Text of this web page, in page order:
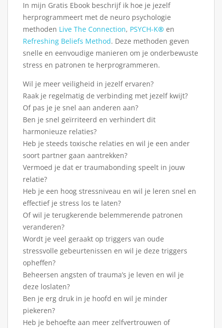
In mijn Gratis Ebook beschrijf ik hoe je jezelf
herprogrammeert met de neuro psychologie
methoden Live The Connection, PSYCH-K® en
Refreshing Beliefs Method. Deze methoden geven
snelle en eenvoudige manieren om je onderbewuste
stress en patronen te herprogrammeren.
Wil je meer veiligheid in jezelf ervaren?
Raak je regelmatig de verbinding met jezelf kwijt?
Of pas je je snel aan anderen aan?
Ben je snel geïrriteerd en verhindert dit
harmonieuze relaties?
Heb je steeds toxische relaties en wil je een ander
soort partner gaan aantrekken?
Vermoed je dat er traumabonding speelt in jouw
relatie?
Heb je een hoog stressniveau en wil je leren snel en
effectief je stress los te laten?
Of wil je terugkerende belemmerende patronen
veranderen?
Wordt je veel geraakt op triggers van oude
stressvolle gebeurtenissen en wil je deze triggers
opheffen?
Beheersen angsten of trauma’s je leven en wil je
deze loslaten?
Ben je erg druk in je hoofd en wil je minder
piekeren?
Heb je behoefte aan meer zelfvertrouwen of